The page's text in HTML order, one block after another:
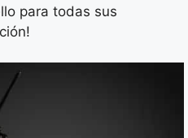
para todas sus